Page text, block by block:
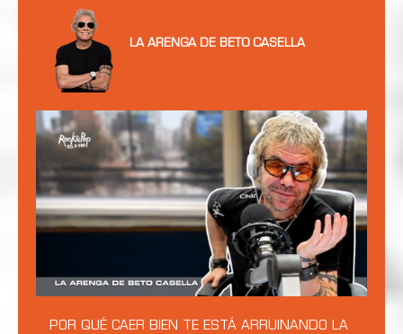
LA ARENGA DE BETO CASELLA
POR QUÉ CAER BIEN TE ESTÁ ARRUINANDO LA